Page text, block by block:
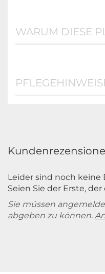
WARUM DIESE
Leider sind noch
Seien Sie der Erste,
Sie müssen
abgeben zu können.